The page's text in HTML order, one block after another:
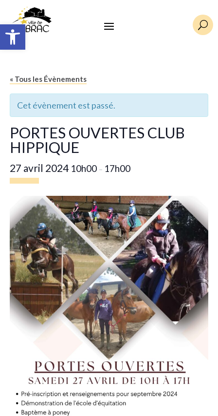
Ouvrir la barre d’outils U
« Tous les Évènements
Cet évènement est passé.
PORTES OUVERTES CLUB
HIPPIQUE
27 avril 2024 10h00 – 17h00